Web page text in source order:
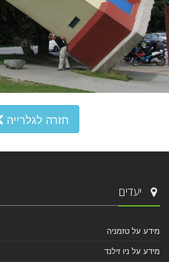
חזרה לגלרייה
יעדים
מידע על טזמניה
מידע על ניו זילנד